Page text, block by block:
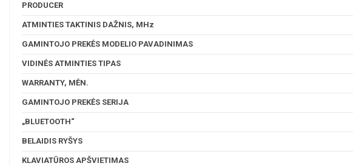
PRODUCER
ATMINTIES TAKTINIS DAŽNIS, MHz
GAMINTOJO PREKĖS MODELIO PAVADINIMAS
VIDINĖS ATMINTIES TIPAS
WARRANTY, MĖN.
GAMINTOJO PREKĖS SERIJA
„BLUETOOTH“
BELAIDIS RYŠYS
KLAVIATŪROS APŠVIETIMAS